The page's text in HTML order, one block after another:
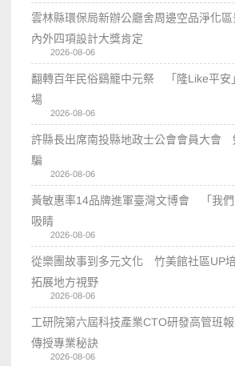
雲林縣環保局新辦公廳舍周邊空品淨化
內外四項設計大獎肯定
2026-08-06
翻轉百年民俗鷄籠中元祭 「隆Like平安
場
2026-08-06
許縣長出席南投縣地政士公會會員大會
騙
2026-08-06
黃敏惠率14品牌進軍臺灣文博會 「我
吸睛
2026-08-06
從樂團故事到多元文化 竹美館社區UP
拓展地方視野
2026-08-06
工研院第六屆科技產業CTO研發高管班
傳授專業秘訣
2026-08-06